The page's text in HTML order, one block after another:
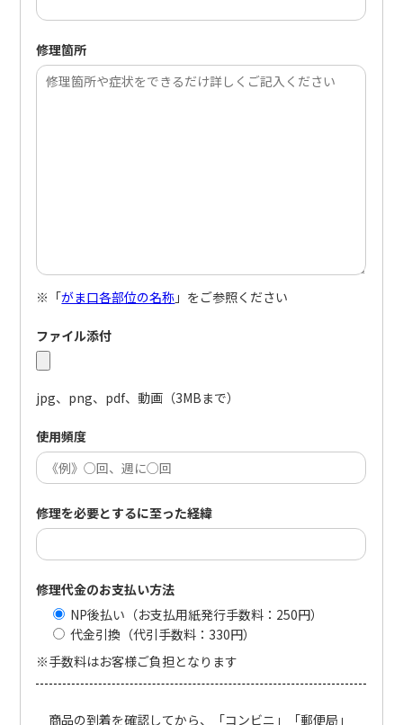
修理箇所
※「がま口各部位の名称 」をご参照ください
ファイル添付
jpg、png、pdf、動画（3MBまで）
使用頻度
修理を必要とするに至った経緯
修理代金のお支払い方法
NP後払い（お支払用紙発行手数料：250円）
代金引換（代引手数料：330円）
※手数料はお客様ご負担となります
商品の到着を確認してから、「コンビニ」「郵便局」